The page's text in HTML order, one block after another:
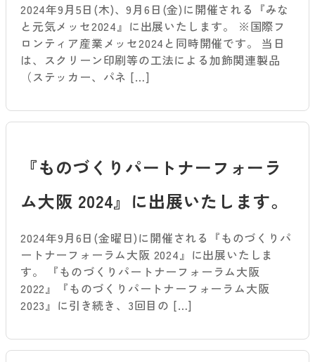
2024年9月5日(木)、9月6日(金)に開催される『みな
と元気メッセ2024』に出展いたします。 ※国際フ
ロンティア産業メッセ2024と同時開催です。 当日
は、スクリーン印刷等の工法による加飾関連製品
（ステッカー、パネ […]
『ものづくりパートナーフォーラ
ム大阪 2024』に出展いたします。
2024年9月6日(金曜日)に開催される『ものづくりパ
ートナーフォーラム大阪 2024』に出展いたしま
す。 『ものづくりパートナーフォーラム大阪
2022』『ものづくりパートナーフォーラム大阪
2023』に引き続き、3回目の […]